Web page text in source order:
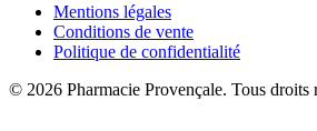
Mentions légales
Conditions de vente
Politique de confidentialité
© 2026 Pharmacie Provençale. Tous droits